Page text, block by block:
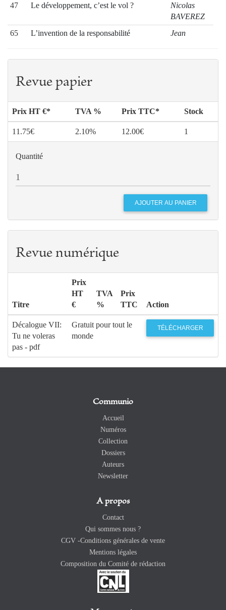
47
Le développement, c’est le vol ?
Nicolas
BAVEREZ
65
L’invention de la responsabilité
Jean
74
Pour être responsable, faut-il être libre ?
Claudie
80
Culpabilité et responsabilité
TRIGEAUD
94
Frédéric Ozanam (1813-1853) : un saint
laïc pour notre temps
Gérard
CHOLVY
111
Saint Adalbert et l’idée d’Europe
František X.
Réflexions sur le Pacte d'intérêt commun
Olivier
BOULNOIS
Revue papier
Prix HT €* TVA % Prix TTC* Stock
11.75€ 2.10% 12.00€ 1
Quantité
Revue numérique
Titre
Prix
HT
€
TVA
%
Prix
TTC
Action
Décalogue VII:
Tu ne voleras
pas - pdf
Gratuit pour tout le
monde
TÉLÉCHARGER
Communio
Accueil
Numéros
Collection
Dossiers
Auteurs
Newsletter
A propos
Contact
Qui sommes nous ?
CGV -Conditions générales de vente
Mentions légales
Composition du Comité de rédaction